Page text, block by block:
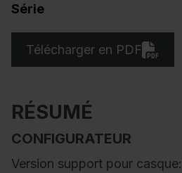
Série
Télécharger en PDF
RÉSUMÉ
CONFIGURATEUR
Version support pour casque: